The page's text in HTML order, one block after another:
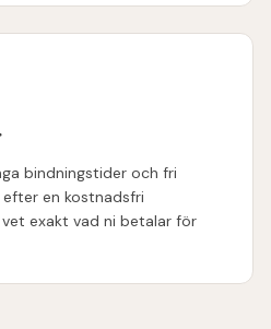
bindningstider och fri
en kostnadsfri
exakt vad ni betalar för